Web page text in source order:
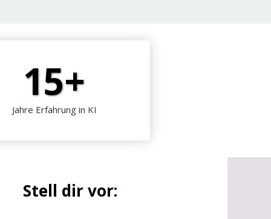
15+
Jahre Erfahrung in KI
Stell dir vor: